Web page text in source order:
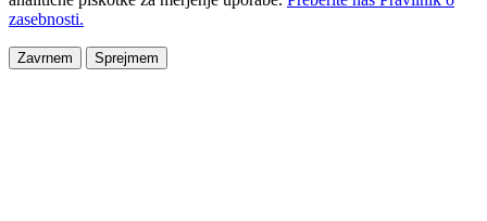
zasebnosti.
Zavrnem Sprejmem